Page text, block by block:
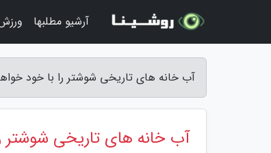
آب خانه های تاریخی شوشتر را با خود
آب خانه های تاریخی شوشتر
آرشیو مطلبها